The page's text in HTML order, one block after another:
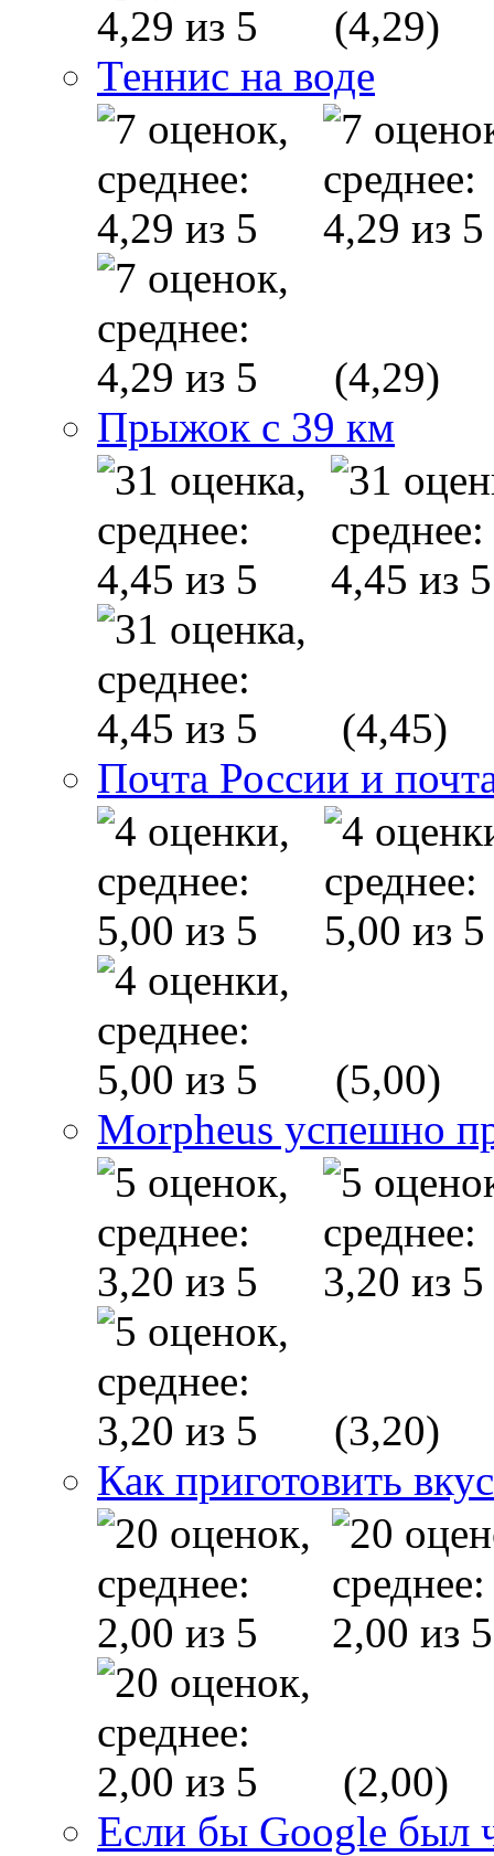
(4,29)
Теннис на воде
(4,29)
Прыжок с 39 км
(4,45)
Почта России и
(5,00)
Morpheus успешно
(3,20)
Как приготовить
(2,00)
Если бы Google был